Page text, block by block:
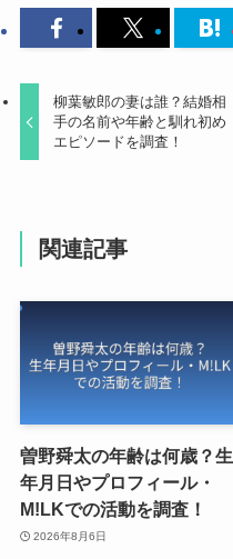
柳葉敏郎の妻は誰？結婚相
手の名前や年齢と馴れ初め
エピソードを調査！
関連記事
曽野舜太の年齢は何歳？生
年月日やプロフィール・
M!LKでの活動を調査！
2026年8月6日